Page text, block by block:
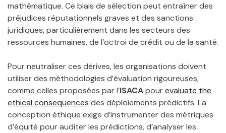
mathématique. Ce biais de sélection peut entraîner des
préjudices réputationnels graves et des sanctions
juridiques, particulièrement dans les secteurs des
ressources humaines, de l’octroi de crédit ou de la santé.
Pour neutraliser ces dérives, les organisations doivent
utiliser des méthodologies d’évaluation rigoureuses,
comme celles proposées par l’ISACApourevaluate the
ethical consequences des déploiements prédictifs. La
conception éthique exige d’instrumenter des métriques
d’équité pour auditer les prédictions, d’analyser les